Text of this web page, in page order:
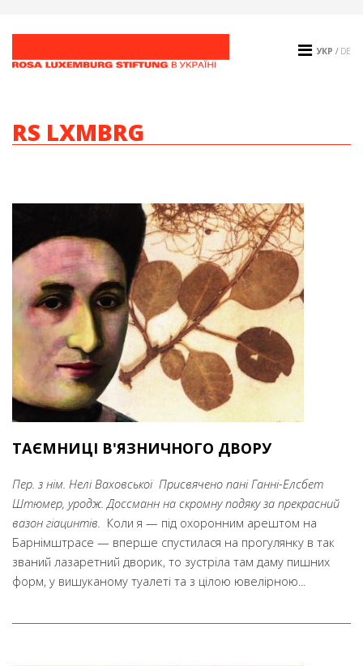
УКР / DE
RS LXMBRG
ТАЄМНИЦІ В'ЯЗНИЧНОГО ДВОРУ
Пер. з нім. Нелі Ваховської Присвячено пані Ганні-Елсбет
Штюмер, уродж. Доссманн на скромну подяку за прекрасний
вазон гіацинтів. Коли я — під охоронним арештом на
Барнімштрасе — вперше спустилася на прогулянку в так
званий лазаретний дворик, то зустріла там даму пишних
форм, у вишуканому туалеті та з цілою ювелірною...